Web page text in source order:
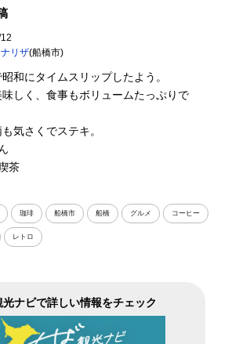
リザ(船橋市)
和にタイムスリップしたよう。
しく、食事もボリュームたっぷりで
気さくでステキ。
茶
珈琲 船橋市 船橋 グルメ コーヒー
レトロ
光ナビで詳しい情報をチェック